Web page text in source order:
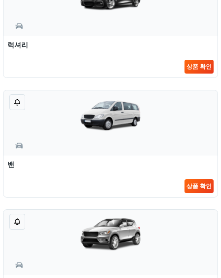
럭셔리
상품 확인
밴
상품 확인